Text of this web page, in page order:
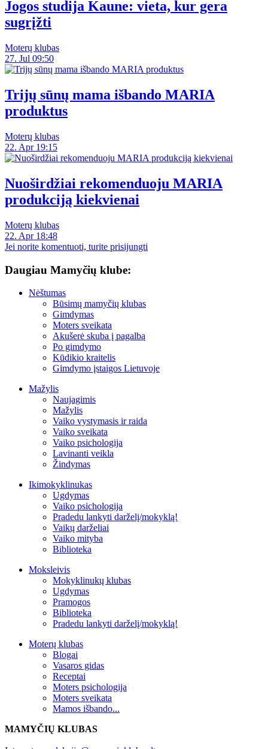
Jogos studija Kaune: vieta, kur gera
sugrįžti
Moterų klubas
27. Jul 09:50
Trijų sūnų mama išbando MARIA
produktus
Moterų klubas
22. Apr 19:15
Nuoširdžiai rekomenduoju MARIA
produkciją kiekvienai
Moterų klubas
22. Apr 18:48
Jei norite komentuoti, turite prisijungti
Daugiau Mamyčių klube:
Nėštumas
Būsimų mamyčių klubas
Gimdymas
Moters sveikata
Akušerė skuba į pagalbą
Po gimdymo
Kūdikio kraitelis
Gimdymo įstaigos Lietuvoje
Mažylis
Naujagimis
Mažylis
Vaiko vystymasis ir raida
Vaiko sveikata
Vaiko psichologija
Lavinanti veikla
Žindymas
Ikimokyklinukas
Ugdymas
Vaiko psichologija
Pradedu lankyti darželį/mokyklą!
Vaikų darželiai
Vaiko mityba
Biblioteka
Moksleivis
Mokyklinukų klubas
Ugdymas
Pramogos
Biblioteka
Pradedu lankyti darželį/mokyklą!
Moterų klubas
Blogai
Vasaros gidas
Receptai
Moters psichologija
Moters sveikata
Mamos išbando...
MAMYČIŲ KLUBAS